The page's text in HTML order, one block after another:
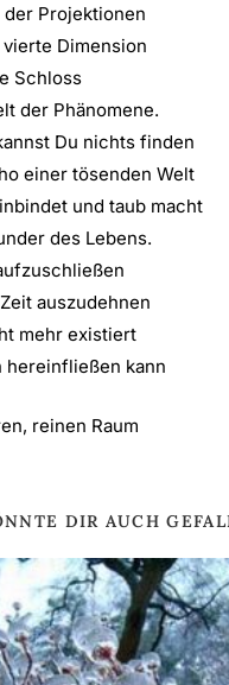
der Projektionen
Dimension
Schloss
der Phänomene.
Du nichts finden
einer tösenden Welt
und taub macht
des Lebens.
auszudehnen
mehr existiert
hereinfließen kann
reinen Raum
DIR AUCH